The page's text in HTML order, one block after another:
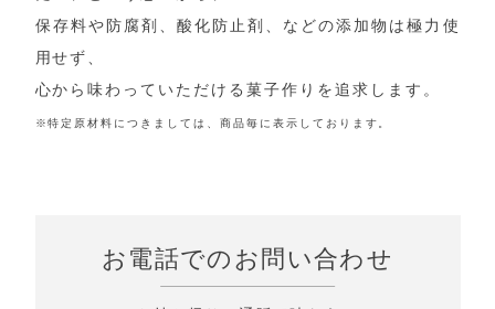
保存料や防腐剤、酸化防止剤、などの添加物は極力使
用せず、
心から味わっていただける菓子作りを追求します。
※特定原材料につきましては、商品毎に表示しております。
お電話でのお問い合わせ